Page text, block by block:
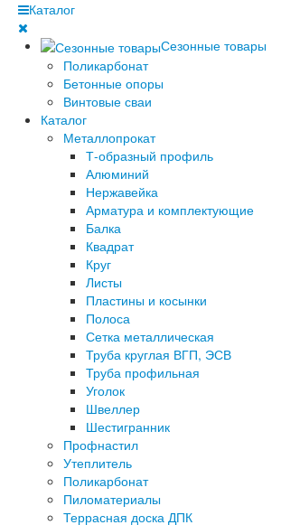
Каталог
Сезонные товары
Поликарбонат
Бетонные опоры
Винтовые сваи
Каталог
Металлопрокат
Т-образный профиль
Алюминий
Нержавейка
Арматура и комплектующие
Балка
Квадрат
Круг
Листы
Пластины и косынки
Полоса
Сетка металлическая
Труба круглая ВГП, ЭСВ
Труба профильная
Уголок
Швеллер
Шестигранник
Профнастил
Утеплитель
Поликарбонат
Пиломатериалы
Террасная доска ДПК